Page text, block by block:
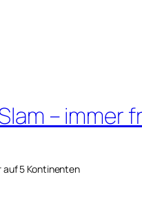
– immer
auf 5 Kontinenten